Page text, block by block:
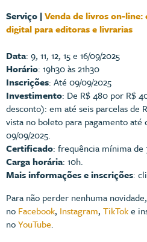
Serviço |Venda de livros on-
digital para editoras e livrarias
Data: 9, 11, 12, 15 e 16/09/2025
Horário: 19h30 às 21h30
Inscrições: Até 09/09/2025
Investimento: De R$ 480 por R$
desconto): em até seis parcelas de
vista no boleto para pagamento até
09/09/2025.
Certificado: frequência mínima de
Carga horária: 10h.
Mais informações e inscrições:
Para não perder nenhuma
no Facebook, Instagram, TikToke
noYouTube.